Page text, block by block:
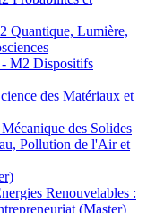
Quantique, Lumière,
M2 Dispositifs
des Matériaux et
des Solides
Pollution de l'Air et
Renouvelables :
(Master)